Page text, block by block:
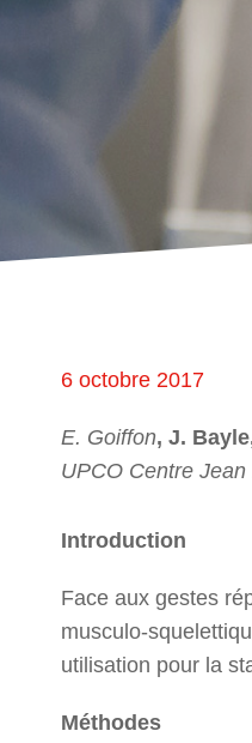
6 octobre 2017
E. Goiffon, J.
UPCO Centre
Introduction
Face aux gestes
musculo-
utilisation pour la
Méthodes